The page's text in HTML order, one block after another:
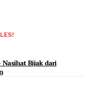
Bijak dari